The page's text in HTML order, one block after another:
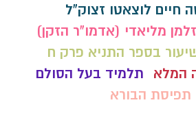
חיים לוצאטו זצוק"ל
מליאדי (אדמו"ר הזקן)
בספר התניא פרק ח
המלא
תלמיד בעל הסולם
תפיסת הבורא